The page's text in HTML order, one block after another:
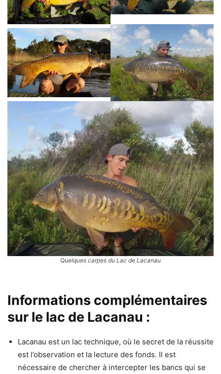
Quelques carpes du Lac de Lacanau
Informations complémentaires
sur le lac de Lacanau :
Lacanau est un lac technique, où le secret de la réussite
est l’observation et la lecture des fonds. Il est
nécessaire de chercher à intercepter les bancs qui se